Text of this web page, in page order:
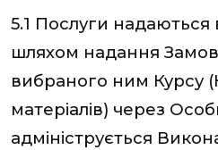
5.1 Послуги надаються
шляхом надання
вибраного ним Курсу
матеріалів) через
адмініструється